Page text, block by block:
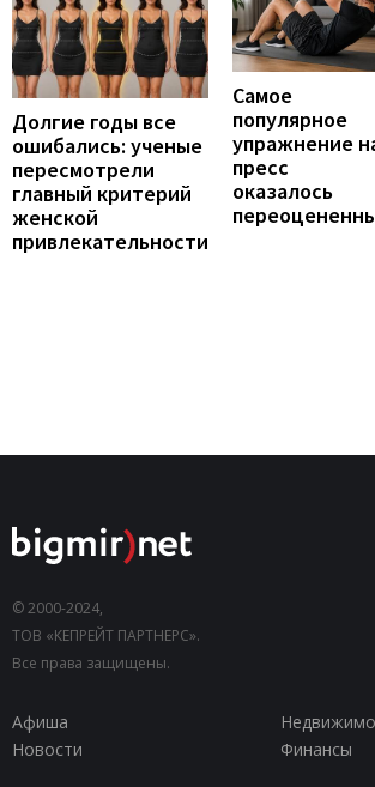
Долгие годы все
ошибались: ученые
пересмотрели
главный критерий
женской
привлекательности
Самое
популярное
упражнение
пресс
оказалось
© 2000-2024,
ТОВ «КЕПРЕЙТ ПАРТНЕРС».
Все права защищены.
Афиша
Новости
Финансы